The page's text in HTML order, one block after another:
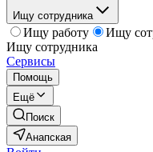
Ищу сотрудника
Ищу работу
Ищу
Ищу сотрудника
Сервисы
Помощь
Ещё
Поиск
Анапская